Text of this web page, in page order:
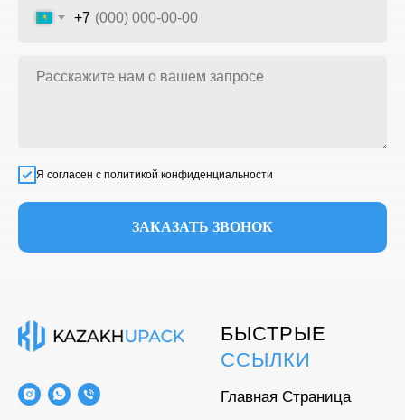
+7
Я согласен с политикой конфиденциальности
ЗАКАЗАТЬ ЗВОНОК
БЫСТРЫЕ
ССЫЛКИ
Главная Страница